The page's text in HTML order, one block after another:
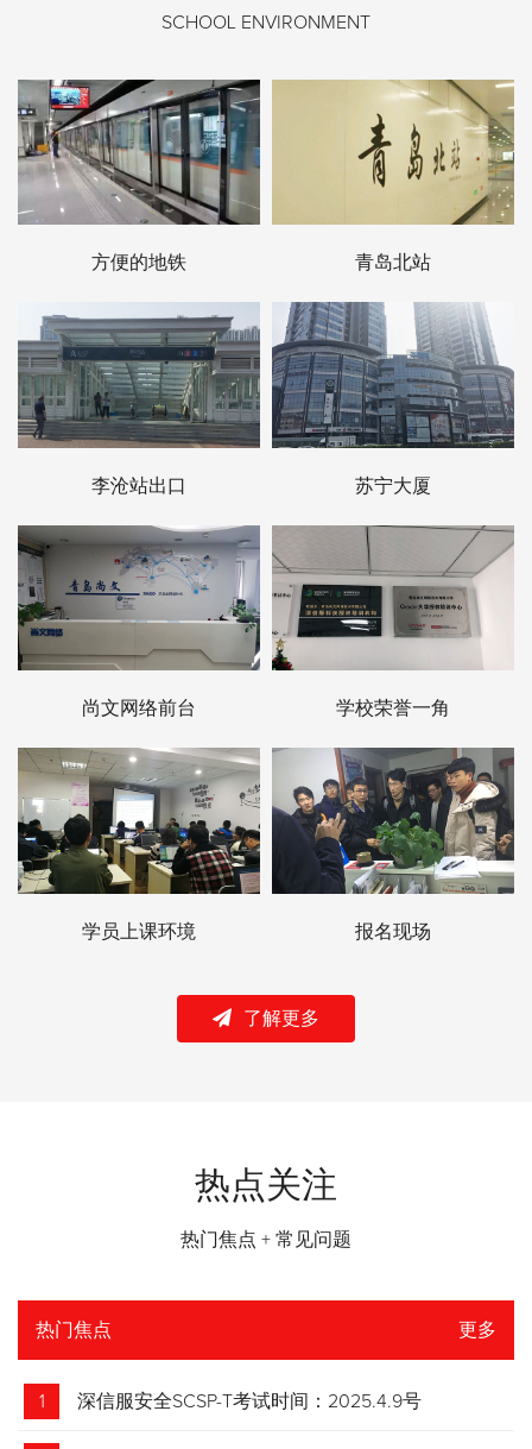
SCHOOL ENVIRONMENT
方便的地铁 青岛北站
李沧站出口 苏宁大厦
尚文网络前台 学校荣誉一角
学员上课环境 报名现场
了解更多
热点关注
热门焦点 + 常见问题
热门焦点 更多
1 深信服安全SCSP-T考试时间：2025.4.9号